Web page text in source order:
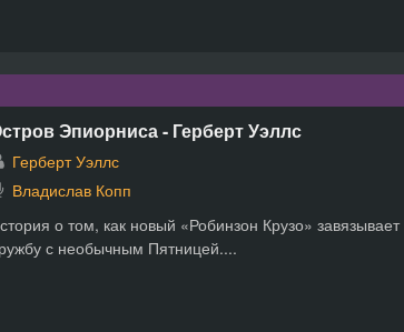
Эпиорниса - Герберт Уэллс
Герберт Уэллс
Владислав Копп
о том, как новый «Робинзон Крузо» завязывает
с необычным Пятницей....